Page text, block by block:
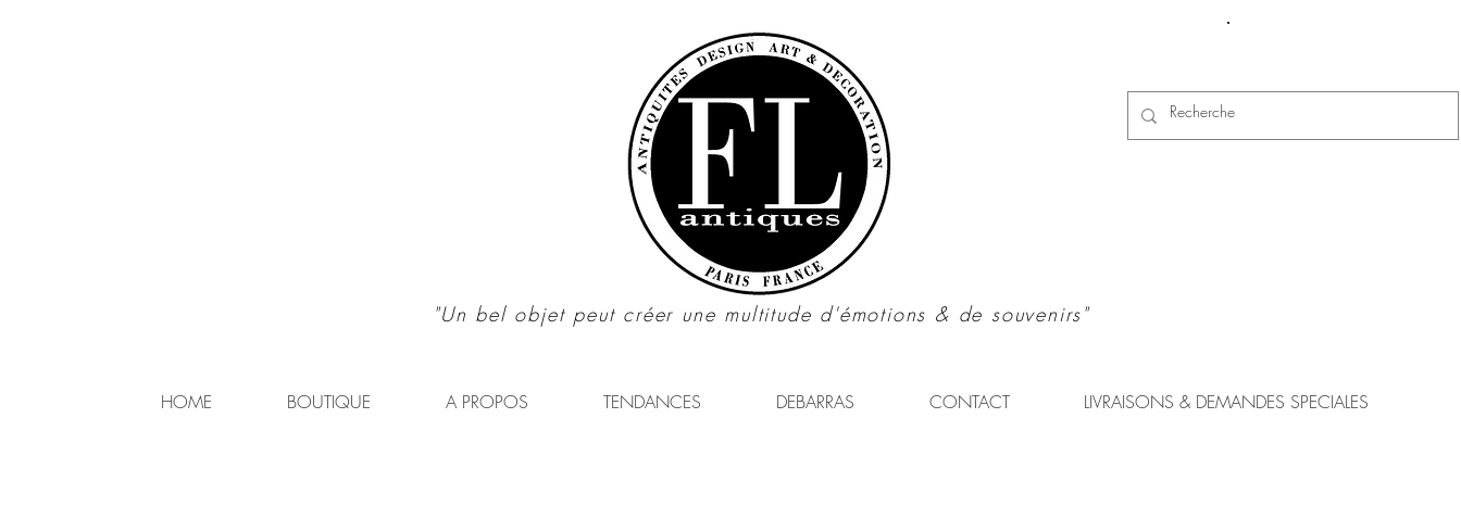
"Un bel objet peut créer une multitude d'émotions & de souvenirs"
HOME BOUTIQUE A PROPOS TENDANCES DEBARRAS CONTACT LIVRAISONS & DEMANDES SPECIALES